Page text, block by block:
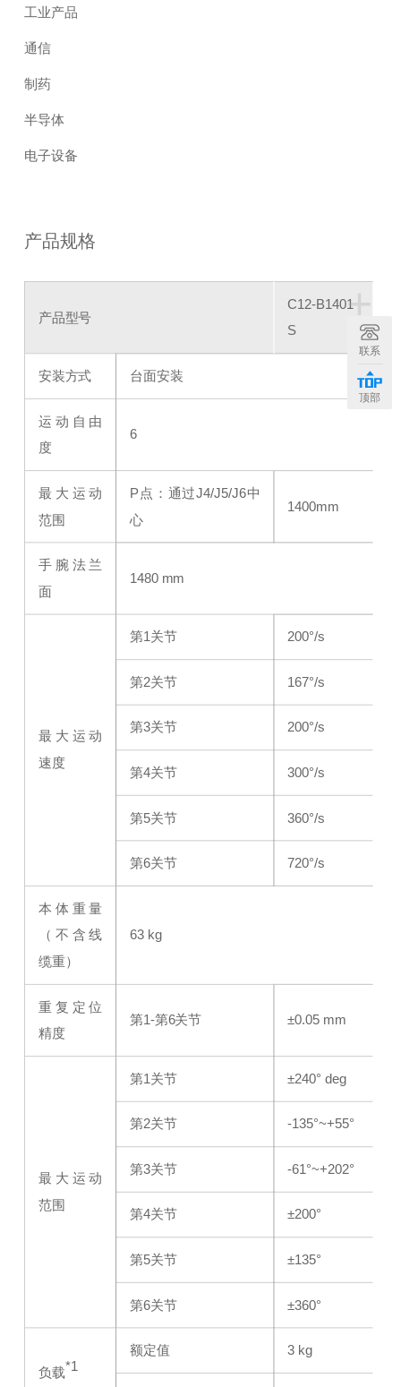
工业产品
通信
制药
半导体
电子设备
产品规格
+
产品型号
C12-B1401
S
安装方式 台面安装
运动自由
度
6
最大运动
范围
P点：通过J4/J5/J6中
心
1400mm
手腕法兰
面
1480 mm
最大运动
速度
第1关节 200°/s
第2关节 167°/s
第3关节 200°/s
第4关节 300°/s
第5关节 360°/s
第6关节 720°/s
本体重量
（不含线
缆重）
63 kg
重复定位
精度
第1-第6关节 ±0.05 mm
最大运动
范围
第1关节 ±240° deg
第2关节 -135°~+55°
第3关节 -61°~+202°
第4关节 ±200°
第5关节 ±135°
第6关节 ±360°
负载*1
额定值 3 kg
联系
顶部